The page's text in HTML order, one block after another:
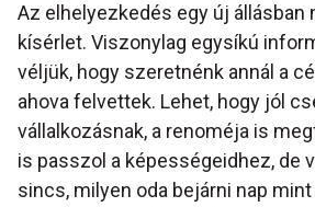
Az elhelyezkedés egy új állásban
kísérlet. Viszonylag egysíkú
véljük, hogy szeretnénk annál a
ahova felvettek. Lehet, hogy jól
vállalkozásnak, a renoméja is
is passzol a képességeidhez, de
sincs, milyen oda bejárni nap